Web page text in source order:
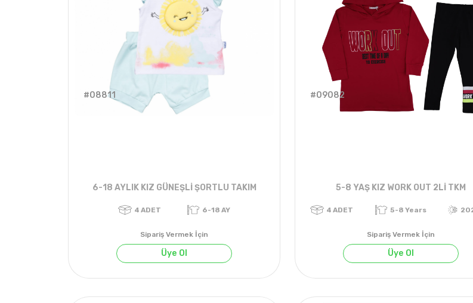
#08811
6-18 AYLIK KIZ GÜNEŞLİ ŞORTLU TAKIM
Sipariş Vermek İçin
Üye Ol
#09082
5-8 YAŞ KIZ WORK OUT 2Lİ TKM
Sipariş Vermek İçin
Üye Ol